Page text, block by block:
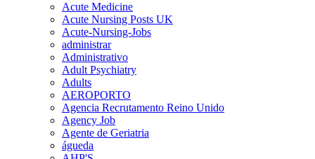
Acute Medicine
Acute Nursing Posts UK
Acute-Nursing-Jobs
administrar
Administrativo
Adult Psychiatry
Adults
AEROPORTO
Agencia Recrutamento Reino Unido
Agency Job
Agente de Geriatria
águeda